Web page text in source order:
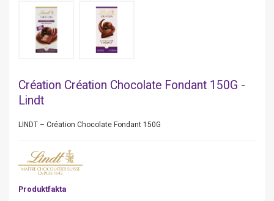
Création Création Chocolate Fondant 150G -
Lindt
LINDT – Création Chocolate Fondant 150G
Produktfakta